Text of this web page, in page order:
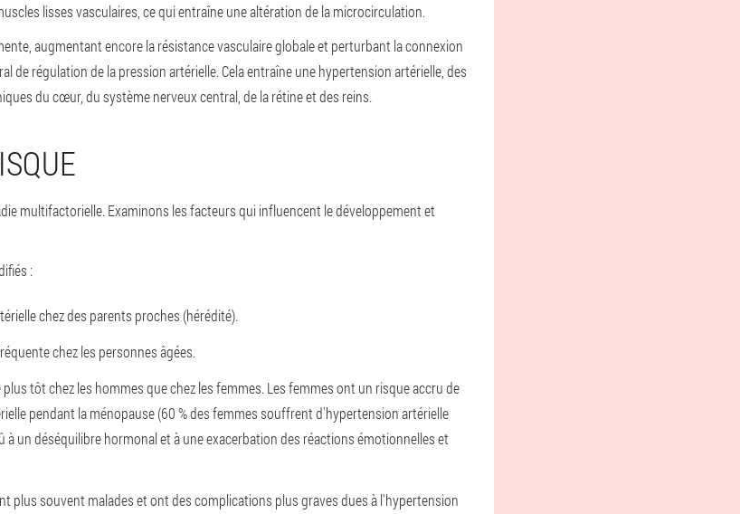
lisses vasculaires, ce qui entraîne une altération de la microcirculation.
augmentant encore la résistance vasculaire globale et perturbant la connexion
de régulation de la pression artérielle. Cela entraîne une hypertension artérielle, des
du cœur, du système nerveux central, de la rétine et des reins.
multifactorielle. Examinons les facteurs qui influencent le développement et
:
chez des parents proches (hérédité).
chez les personnes âgées.
tôt chez les hommes que chez les femmes. Les femmes ont un risque accru de
pendant la ménopause (60 % des femmes souffrent d'hypertension artérielle
à un déséquilibre hormonal et à une exacerbation des réactions émotionnelles et
plus souvent malades et ont des complications plus graves dues à l'hypertension